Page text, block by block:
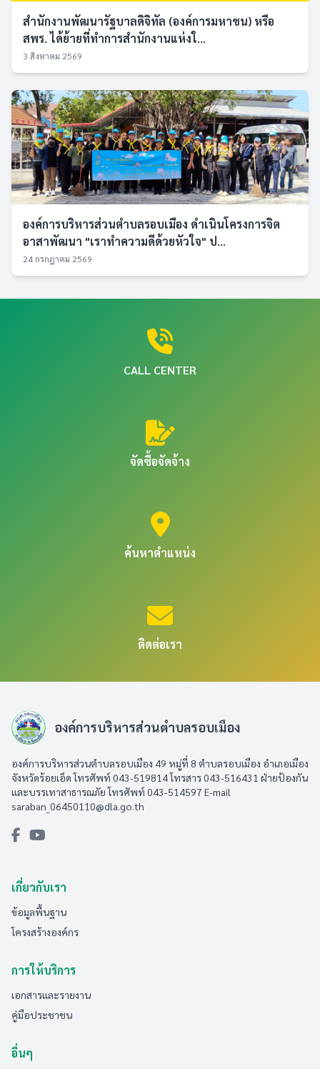
สำนักงานพัฒนารัฐบาลดิจิทัล (องค์การมหาชน) หรือ
สพร. ได้ย้ายที่ทำการสำนักงานแห่งใ...
3 สิงหาคม 2569
องค์การบริหารส่วนตำบลรอบเมือง ดำเนินโครงการจิต
อาสาพัฒนา "เราทำความดีด้วยหัวใจ" ป...
24 กรกฎาคม 2569
CALL CENTER
จัดซื้อจัดจ้าง
ค้นหาตำแหน่ง
ติดต่อเรา
องค์การบริหารส่วนตำบลรอบเมือง
องค์การบริหารส่วนตำบลรอบเมือง 49 หมู่ที่ 8 ตำบลรอบเมือง อำเภอเมือง
จังหวัดร้อยเอ็ด โทรศัพท์ 043-519814 โทรสาร 043-516431​ ฝ่ายป้องกัน
และบรรเทาสาธารณภัย โทรศัพท์ 043-514597 E-mail
saraban_06450110@dla.go.th
เกี่ยวกับเรา
ข้อมูลพื้นฐาน
โครงสร้างองค์กร
การให้บริการ
เอกสารและรายงาน
คู่มือประชาชน
อื่นๆ